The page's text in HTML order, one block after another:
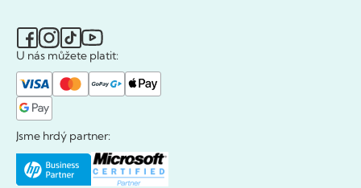
U nás můžete platit:
Jsme hrdý partner: